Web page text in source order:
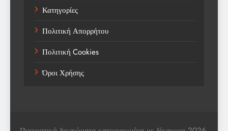
Αγορά
Αγορά Εργασίας
Αγροτικά Νέα
Αεροπορία
Κατηγορίες
Πολιτική Απορρήτου
Πολιτική Cookies
Όροι Χρήσης